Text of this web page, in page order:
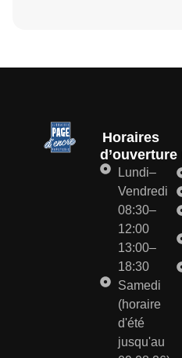
Horaires
d’ouverture
Lundi–
Vendredi
08:30–
12:00
13:00–
18:30
Samedi
(horaire
d'été
jusqu'au